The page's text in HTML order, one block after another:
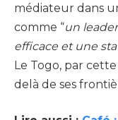
médiateur dans
comme “un
efficace et une
Le Togo, par
delà de ses